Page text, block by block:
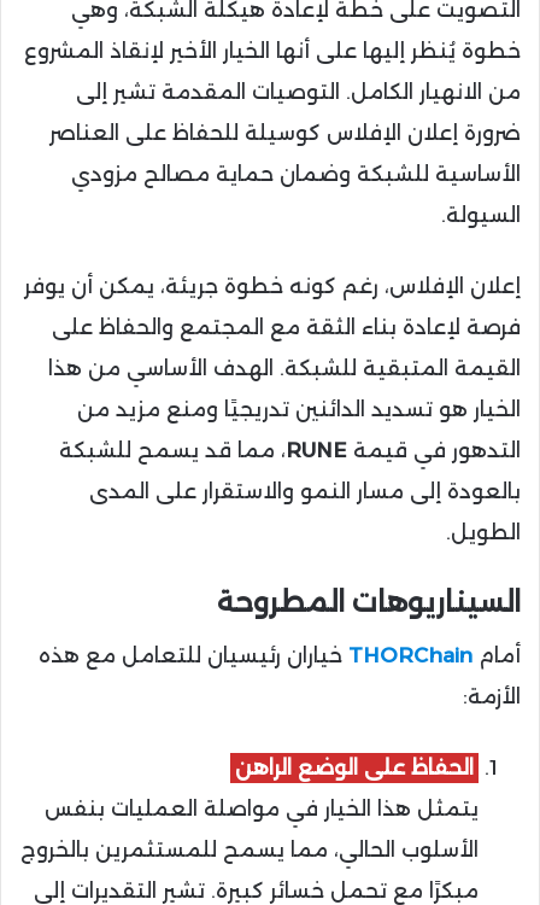
التصويت على خطة لإعادة هيكلة الشبكة، وهي
خطوة يُنظر إليها على أنها الخيار الأخير لإنقاذ المشروع
من الانهيار الكامل. التوصيات المقدمة تشير إلى
ضرورة إعلان الإفلاس كوسيلة للحفاظ على العناصر
الأساسية للشبكة وضمان حماية مصالح مزودي
السيولة.
إعلان الإفلاس، رغم كونه خطوة جريئة، يمكن أن يوفر
فرصة لإعادة بناء الثقة مع المجتمع والحفاظ على
القيمة المتبقية للشبكة. الهدف الأساسي من هذا
الخيار هو تسديد الدائنين تدريجيًا ومنع مزيد من
التدهور في قيمة RUNE، مما قد يسمح للشبكة
بالعودة إلى مسار النمو والاستقرار على المدى
الطويل.
السيناريوهات المطروحة
أمام THORChain خياران رئيسيان للتعامل مع هذه
الأزمة:
الحفاظ على الوضع الراهن
يتمثل هذا الخيار في مواصلة العمليات بنفس
الأسلوب الحالي، مما يسمح للمستثمرين بالخروج
مبكرًا مع تحمل خسائر كبيرة. تشير التقديرات إلى